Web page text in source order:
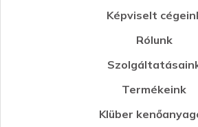
Képviselt
Rólunk
Termékeink
Klüber